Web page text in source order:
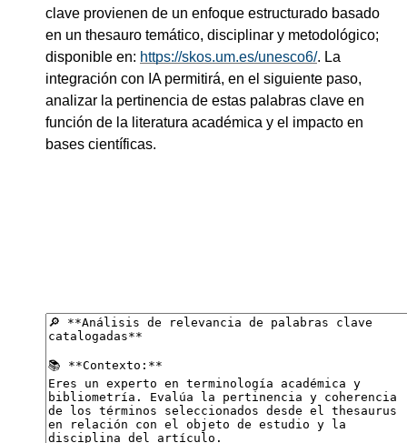
clave provienen de un enfoque estructurado basado
en un thesauro temático, disciplinar y metodológico;
disponible en: https://skos.um.es/unesco6/. La
integración con IA permitirá, en el siguiente paso,
analizar la pertinencia de estas palabras clave en
función de la literatura académica y el impacto en
bases científicas.